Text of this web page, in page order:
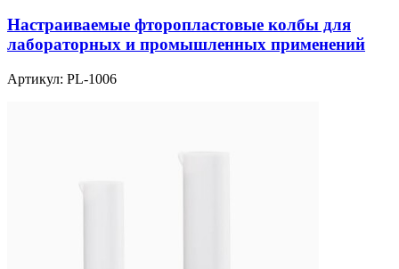
Настраиваемые фторопластовые колбы для
лабораторных и промышленных применений
Артикул: PL-1006